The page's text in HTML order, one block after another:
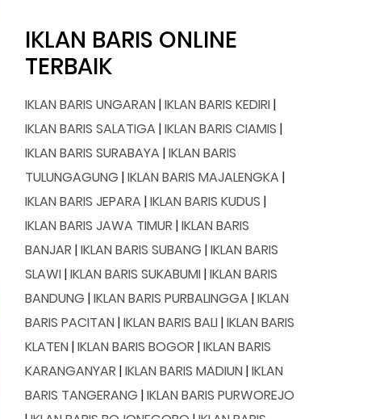
IKLAN BARIS ONLINE
TERBAIK
IKLAN BARIS UNGARAN|IKLAN BARIS KEDIRI|
IKLAN BARIS SALATIGA |IKLAN BARIS CIAMIS |
IKLAN BARIS SURABAYA |IKLAN BARIS
TULUNGAGUNG |IKLAN BARIS MAJALENGKA |
IKLAN BARIS JEPARA |IKLAN BARIS KUDUS |
IKLAN BARIS JAWA TIMUR |IKLAN BARIS
BANJAR |IKLAN BARIS SUBANG |IKLAN BARIS
SLAWI|IKLAN BARIS SUKABUMI|IKLAN BARIS
BANDUNG |IKLAN BARIS PURBALINGGA |IKLAN
BARIS PACITAN|IKLAN BARIS BALI|IKLAN BARIS
KLATEN|IKLAN BARIS BOGOR |IKLAN BARIS
KARANGANYAR |IKLAN BARIS MADIUN|IKLAN
BARIS TANGERANG |IKLAN BARIS PURWOREJO